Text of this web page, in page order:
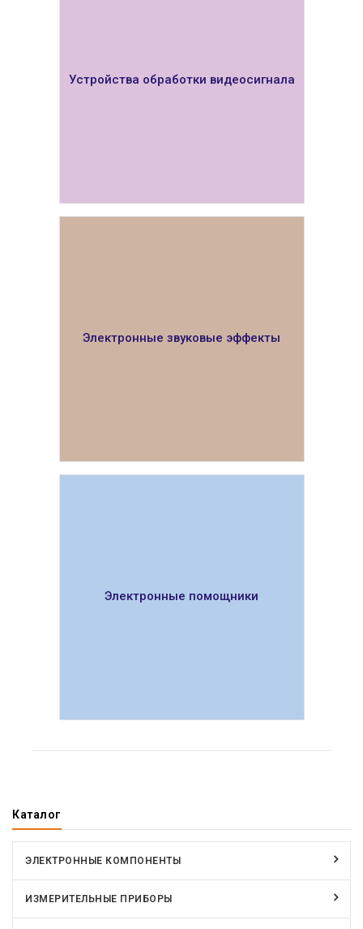
Устройства обработки видеосигнала
Электронные звуковые эффекты
Электронные помощники
Каталог
ЭЛЕКТРОННЫЕ КОМПОНЕНТЫ
ИЗМЕРИТЕЛЬНЫЕ ПРИБОРЫ